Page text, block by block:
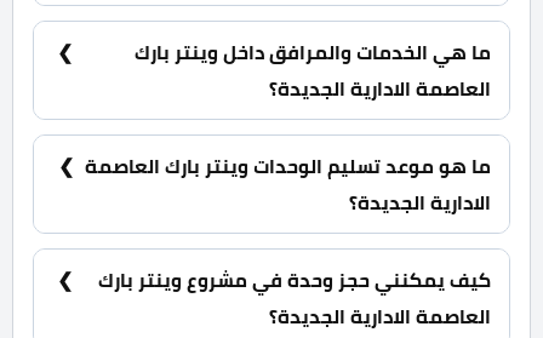
10% مقدم حجز و أيضا يتم تقسيط الباقي من المبلغ
على 12 سنة بالتساوي.
ما هي الخدمات والمرافق داخل وينتر بارك
العاصمة الادارية الجديدة؟
مساحات خضراء، حمامات سباحة، منطقة ترفيهية، جراج.
ما هو موعد تسليم الوحدات وينتر بارك العاصمة
الادارية الجديدة؟
سيتم الاعلان عن موعد المشروع في القريب العاجل.
كيف يمكنني حجز وحدة في مشروع وينتر بارك
العاصمة الادارية الجديدة؟